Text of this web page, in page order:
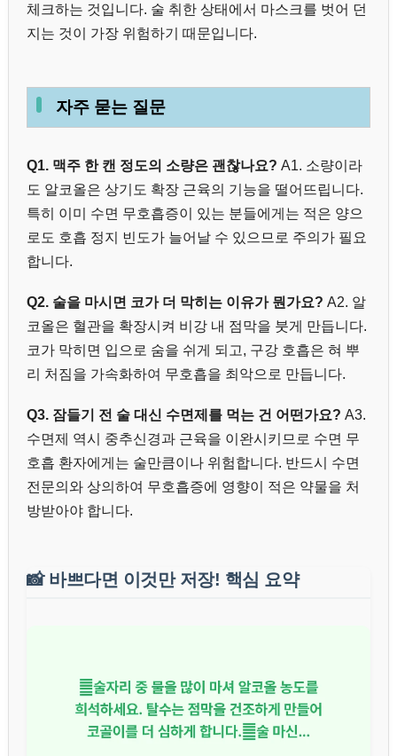
체크하는 것입니다. 술 취한 상태에서 마스크를 벗어 던
지는 것이 가장 위험하기 때문입니다.
자주 묻는 질문
Q1. 맥주 한 캔 정도의 소량은 괜찮나요? A1. 소량이라
도 알코올은 상기도 확장 근육의 기능을 떨어뜨립니다.
특히 이미 수면 무호흡증이 있는 분들에게는 적은 양으
로도 호흡 정지 빈도가 늘어날 수 있으므로 주의가 필요
합니다.
Q2. 술을 마시면 코가 더 막히는 이유가 뭔가요? A2. 알
코올은 혈관을 확장시켜 비강 내 점막을 붓게 만듭니다.
코가 막히면 입으로 숨을 쉬게 되고, 구강 호흡은 혀 뿌
리 처짐을 가속화하여 무호흡을 최악으로 만듭니다.
Q3. 잠들기 전 술 대신 수면제를 먹는 건 어떤가요? A3.
수면제 역시 중추신경과 근육을 이완시키므로 수면 무
호흡 환자에게는 술만큼이나 위험합니다. 반드시 수면
전문의와 상의하여 무호흡증에 영향이 적은 약물을 처
방받아야 합니다.
📸 바쁘다면 이것만 저장! 핵심 요약